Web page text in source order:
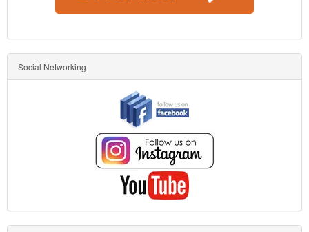
Social Networking